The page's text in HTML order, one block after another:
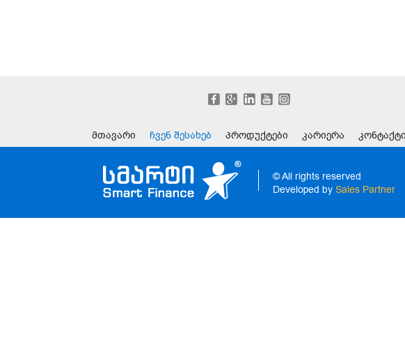
მთავარი ჩვენ შესახებ პროდუქტები კარიერა
© All rights reserved
Developed by Sales Partner